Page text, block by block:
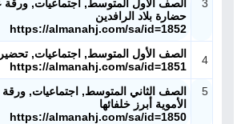
3
الصف الأول المتوسط, اجتماعيات,
حضارة بلاد الرافدين
https://almanahj.com/sa/id=1852
4
الصف الأول المتوسط, اجتماعيات,
https://almanahj.com/sa/id=1851
5
الصف الثاني المتوسط, اجتماعيات, ورقة
الأموية أبرز خلفائها
https://almanahj.com/sa/id=1850